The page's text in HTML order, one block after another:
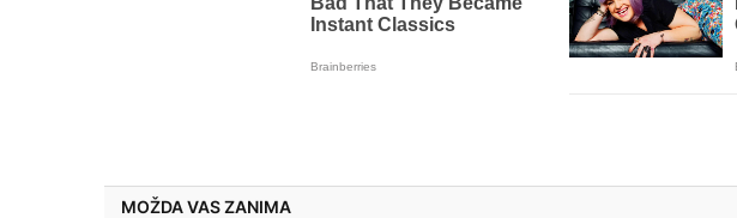
MOŽDA VAS ZANIMA